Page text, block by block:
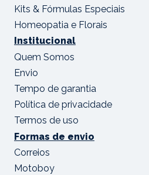
Kits & Fórmulas Especiais
Homeopatia e Florais
Institucional
Quem Somos
Envio
Tempo de garantia
Política de privacidade
Termos de uso
Formas de envio
Correios
Motoboy